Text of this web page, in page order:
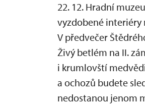
22. 12. Hradní
vyzdobené interiéry
V předvečer
Živý betlém na II.
i krumlovští
a ochozů budete
nedostanou jenom